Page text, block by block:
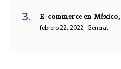
E-commerce en
febrero 22, 2022 General